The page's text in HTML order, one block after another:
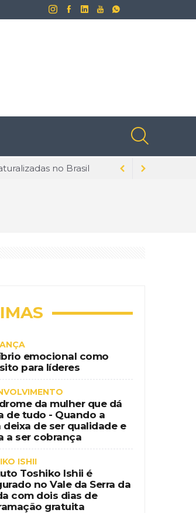
no Brasil
digital
em destino de
gratuita
emocional como
para líderes
da mulher que dá
de tudo - Quando a
de ser qualidade e
a ser cobrança
ISHII
Toshiko Ishii é
no Vale da Serra da
com dois dias de
gratuita